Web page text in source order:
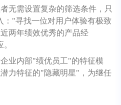
无需设置复杂的筛选条件，只
："寻找一位对用户体验有极致
两年绩效优秀的产品经
业内部"绩优员工"的特征模
力特征的"隐藏明星"，为继任